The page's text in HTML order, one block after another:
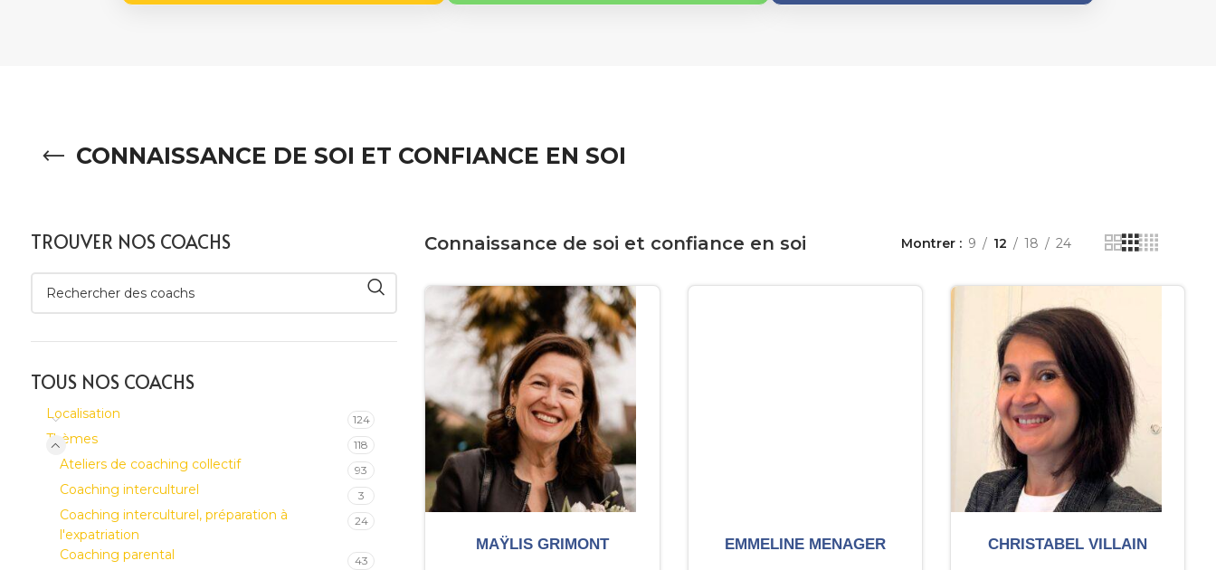
CONNAISSANCE DE SOI ET CONFIANCE EN SOI
TROUVER NOS COACHS
TOUS NOS COACHS
Localisation 124
Thèmes 118
Ateliers de coaching collectif 93
Coaching interculturel 3
Coaching interculturel, préparation à
l'expatriation
24
Coaching parental 43
Connaissance de soi et confiance en soi Montrer 9 12 18 24
MAŸLIS GRIMONT EMMELINE MENAGER CHRISTABEL VILLAIN